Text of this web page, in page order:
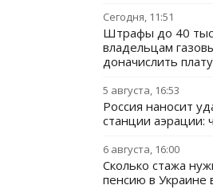
Сегодня, 11:51
Штрафы до 40
владельцам
доначислить плату
5 августа, 16:53
Россия наносит
станции аэрации:
6 августа, 16:00
Сколько стажа
пенсию в Украине